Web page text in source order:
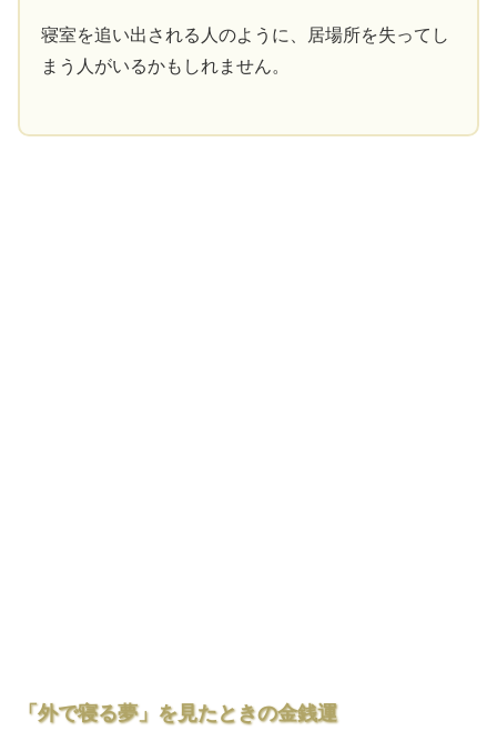
寝室を追い出される人のように、居場所を失ってし
まう人がいるかもしれません。
「外で寝る夢」を見たときの金銭運